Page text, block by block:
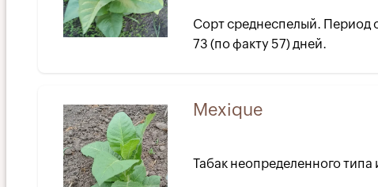
Сорт среднеспелый. Период
73 (по факту 57) дней.
Mexique
Табак неопределенного